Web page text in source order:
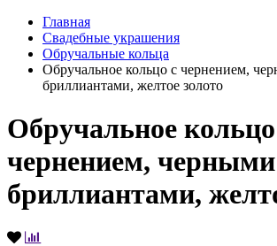
Главная
Свадебные украшения
Обручальные кольца
Обручальное кольцо с чернением,
бриллиантами, желтое золото
Обручальное
чернением, черными
бриллиантами,